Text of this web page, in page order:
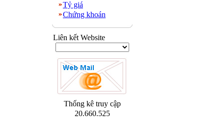
Tỷ giá
Chứng khoán
Liên kết Website
Thống kê truy cập
20.660.525